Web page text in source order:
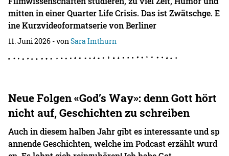
mitten in einer Quarter Life Crisis. Das ist Zwätschge. E
ine Kurzvideoformatserie von Berliner
11. Juni 2026 - vonSara Imthurn
Neue Folgen «God’s Way»: denn Gott hört
nicht auf, Geschichten zu schreiben
Auch in diesem halben Jahr gibt es interessante und sp
annende Geschichten, welche im Podcast erzählt wurd